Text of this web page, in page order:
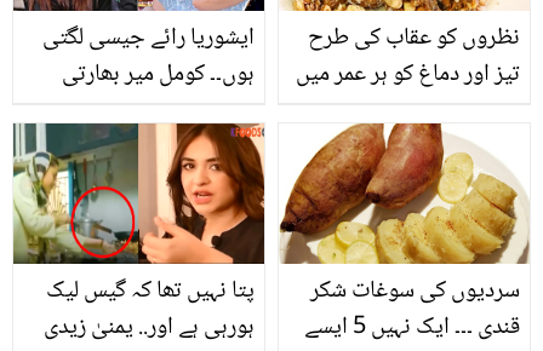
ایشوریا رائے جیسی لگتی
ہوں۔۔ کومل میر بھارتی
کیوں کرنے لگیں؟ دلچسپ
انکشاف
نظروں کو عقاب کی طرح
تیز اور دماغ کو ہر عمر میں
نسخہ ۔۔ جو سردی اور فلو
کو بھی بھگائے صحت مند
بنائے
پتا نہیں تھا کہ گیس لیک
ہورہی ہے اور.. یمنیٰ زیدی
سردیوں کی سوغات شکر
قندی ۔۔۔ ایک نہیں 5 ایسے